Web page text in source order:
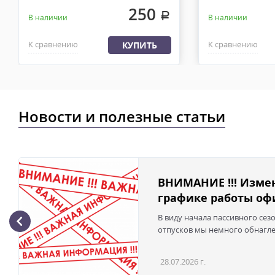
В наличии 250 .
К сравнению КУПИТЬ
В наличии
К сравнению
Новости и полезные статьи
ВНИМАНИЕ !!!
графике работы
В виду начала пассивного
отпусков мы немного
28.07.2026 г.